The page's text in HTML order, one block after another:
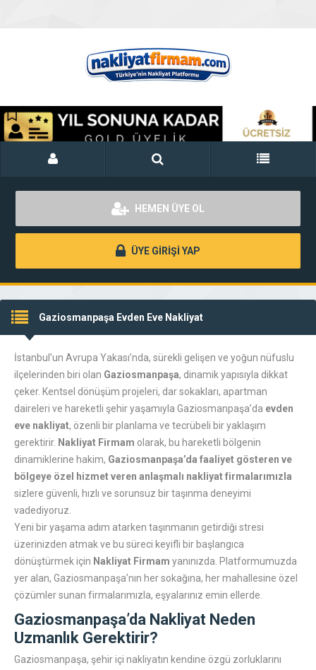
HEMEN ÜYE OL
ÜYE GİRİŞİ YAP
Gaziosmanpaşa Evden Eve Nakliyat
İstanbul’un Avrupa Yakası’nda, sürekli gelişen ve yoğun nüfuslu
ilçelerinden biri olan Gaziosmanpaşa, dinamik yapısıyla dikkat
çeker. Kentsel dönüşüm projeleri, dar sokakları, apartman
daireleri ve hareketli şehir yaşamıyla Gaziosmanpaşa’da evden
eve nakliyat, özenli bir planlama ve tecrübeli bir yaklaşım
gerektirir. Nakliyat Firmam olarak, bu hareketli bölgenin
dinamiklerine hakim, Gaziosmanpaşa’da faaliyet gösteren ve
bölgeye özel hizmet veren anlaşmalı nakliyat firmalarımızla
sizlere güvenli, hızlı ve sorunsuz bir taşınma deneyimi
vadediyoruz.
Yeni bir yaşama adım atarken taşınmanın getirdiği stresi
üzerinizden atmak ve bu süreci keyifli bir başlangıca
dönüştürmek için Nakliyat Firmam yanınızda. Platformumuzda
yer alan, Gaziosmanpaşa’nın her sokağına, her mahallesine özel
çözümler sunan firmalarımızla, eşyalarınız emin ellerde.
Gaziosmanpaşa’da Nakliyat Neden
Uzmanlık Gerektirir?
Gaziosmanpaşa, şehir içi nakliyatın kendine özgü zorluklarını